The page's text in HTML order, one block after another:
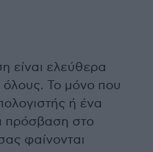
είναι ελεύθερα
Το μόνο που
ή ένα
πρόσβαση στο
φαίνονται